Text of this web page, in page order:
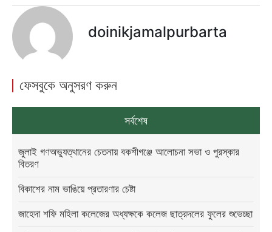
doinikjamalpurbarta
ফেসবুকে অনুসরণ করুন
সর্বশেষ
জুলাই গণঅভ্যুত্থানের চেতনায় বকশীগঞ্জে আলোচনা সভা ও পুরস্কার
বিতরণ
বিকাশের নাম ভাঙিয়ে প্রতারণার চেষ্টা
জাহেদা শফি মহিলা কলেজের অধ্যক্ষকে কলেজ ছাত্রদলের ফুলের শুভেচ্ছা